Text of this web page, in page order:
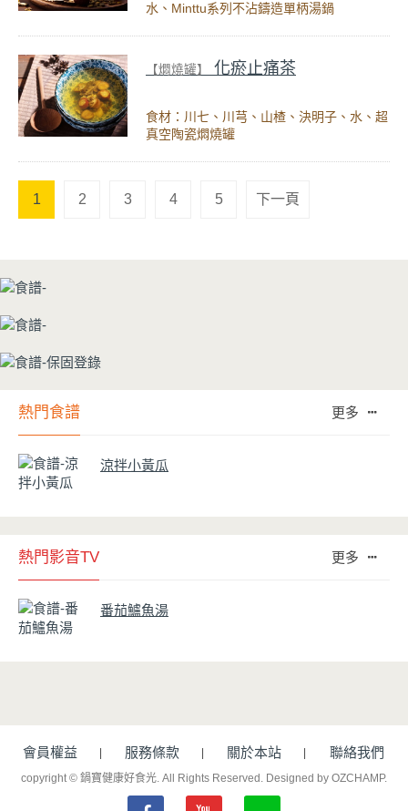
水、Minttu系列不沾鑄造單柄湯鍋
【燜燒罐】 化瘀止痛茶
食材：川七、川芎、山楂、決明子、水、超
真空陶瓷燜燒罐
1 2 3 4 5 下一頁
熱門食譜 更多
涼拌小黃瓜
熱門影音TV 更多
番茄鱸魚湯
會員權益 服務條款 關於本站 聯絡我們
copyright © 鍋寶健康好食光. All Rights Reserved. Designed by OZCHAMP.